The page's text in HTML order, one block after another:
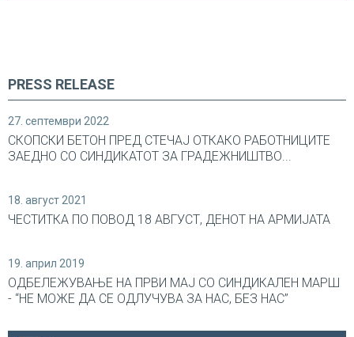
PRESS RELEASE
27. септември 2022
СКОПСКИ БЕТОН ПРЕД СТЕЧАЈ ОТКАКО РАБОТНИЦИТЕ
ЗАЕДНО СО СИНДИКАТОТ ЗА ГРАДЕЖНИШТВО...
18. август 2021
ЧЕСТИТКА ПО ПОВОД 18 АВГУСТ, ДЕНОТ НА АРМИЈАТА
19. април 2019
ОДБЕЛЕЖУВАЊЕ НА ПРВИ МАЈ СО СИНДИКАЛEН МАРШ
- “НЕ МОЖЕ ДА СЕ ОДЛУЧУВА ЗА НАС, БЕЗ НАС”